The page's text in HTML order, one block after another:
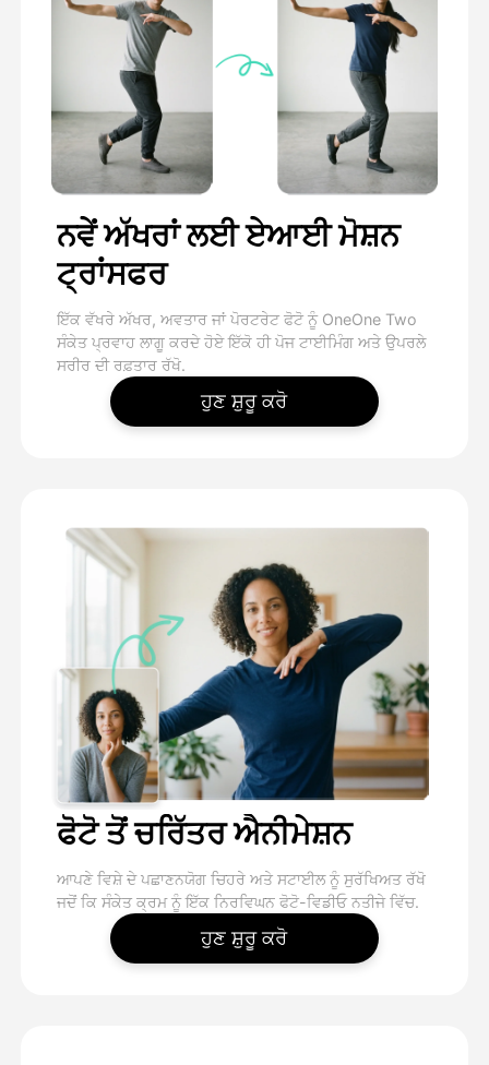
ਨਵੇਂ ਅੱਖਰਾਂ ਲਈ ਏਆਈ ਮੋਸ਼ਨ
ਟ੍ਰਾਂਸਫਰ
ਇੱਕ ਵੱਖਰੇ ਅੱਖਰ, ਅਵਤਾਰ ਜਾਂ ਪੋਰਟਰੇਟ ਫੋਟੋ ਨੂੰ OneOne Two
ਸੰਕੇਤ ਪ੍ਰਵਾਹ ਲਾਗੂ ਕਰਦੇ ਹੋਏ ਇੱਕੋ ਹੀ ਪੋਜ ਟਾਈਮਿੰਗ ਅਤੇ ਉਪਰਲੇ
ਸਰੀਰ ਦੀ ਰਫ਼ਤਾਰ ਰੱਖੋ.
ਹੁਣ ਸ਼ੁਰੂ ਕਰੋ
ਫੋਟੋ ਤੋਂ ਚਰਿੱਤਰ ਐਨੀਮੇਸ਼ਨ
ਆਪਣੇ ਵਿਸ਼ੇ ਦੇ ਪਛਾਣਨਯੋਗ ਚਿਹਰੇ ਅਤੇ ਸਟਾਈਲ ਨੂੰ ਸੁਰੱਖਿਅਤ ਰੱਖੋ
ਜਦੋਂ ਕਿ ਸੰਕੇਤ ਕ੍ਰਮ ਨੂੰ ਇੱਕ ਨਿਰਵਿਘਨ ਫੋਟੋ-ਵਿਡੀਓ ਨਤੀਜੇ ਵਿੱਚ.
ਹੁਣ ਸ਼ੁਰੂ ਕਰੋ